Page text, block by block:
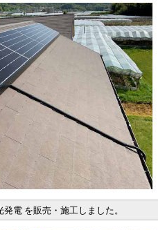
電 を販売・施工しました。